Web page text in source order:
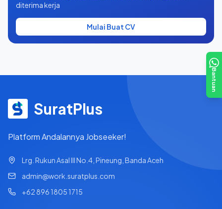
Bantuan
diterima kerja
Mulai Buat CV
SuratPlus
Platform Andalannya Jobseeker!
Lrg. Rukun Asal III No.4, Pineung, Banda Aceh
admin@work.suratplus.com
+62 896 1805 1715